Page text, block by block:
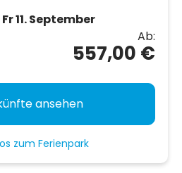
11. September
Ab:
557,00 €
ansehen
zum Ferienpark